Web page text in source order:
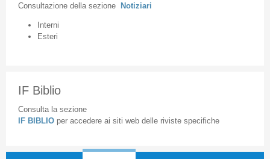
Consultazione della sezione Notiziari
Interni
Esteri
IF Biblio
Consulta la sezione
IF BIBLIO per accedere ai siti web delle riviste specifiche